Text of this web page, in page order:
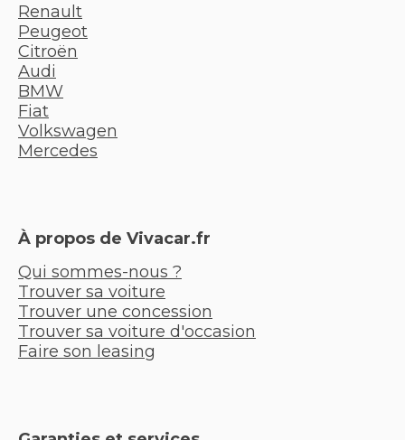
Renault
Peugeot
Citroën
Audi
BMW
Fiat
Volkswagen
Mercedes
À propos de Vivacar.fr
Qui sommes-nous ?
Trouver sa voiture
Trouver une concession
Trouver sa voiture d'occasion
Faire son leasing